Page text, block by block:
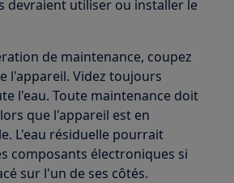
devraient utiliser ou installer le
de maintenance, coupez
l'appareil. Videz toujours
l'eau. Toute maintenance doit
que l'appareil est en
L'eau résiduelle pourrait
composants électroniques si
sur l'un de ses côtés.